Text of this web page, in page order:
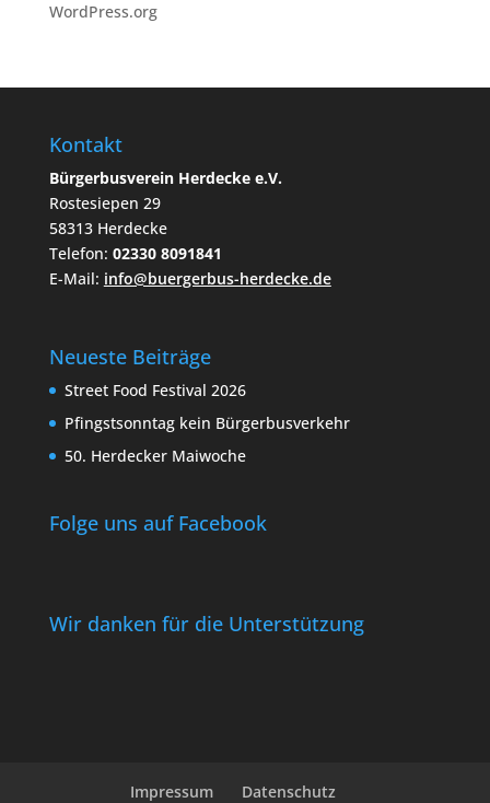
WordPress.org
Kontakt
Bürgerbusverein Herdecke e.V.
Rostesiepen 29
58313 Herdecke
Telefon: 02330 8091841
E-Mail: info@buergerbus-herdecke.de
Neueste Beiträge
Street Food Festival 2026
Pfingstsonntag kein Bürgerbusverkehr
50. Herdecker Maiwoche
Folge uns auf Facebook
Wir danken für die Unterstützung
Impressum Datenschutz